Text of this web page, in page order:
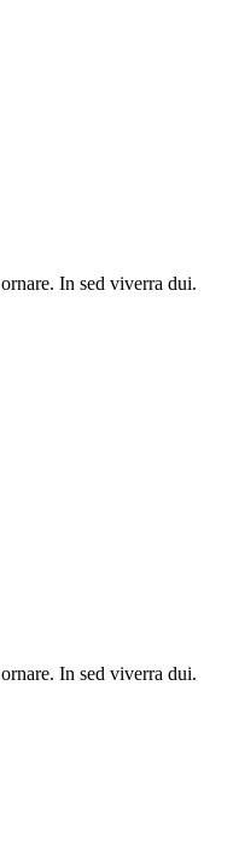
In sed viverra dui.
In sed viverra dui.